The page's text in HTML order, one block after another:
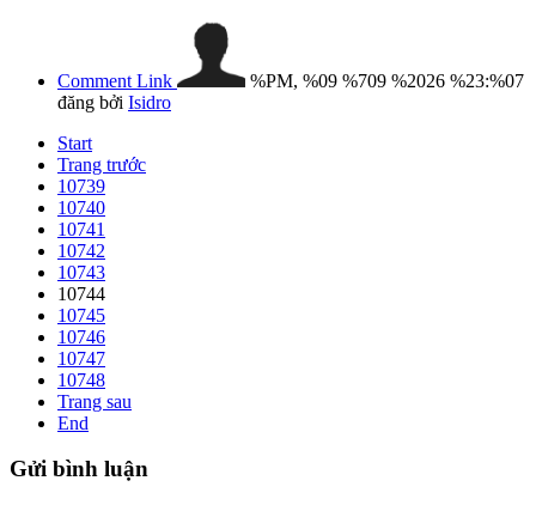
Comment Link
%PM, %09 %709 %2026 %23:%07
đăng bởi Isidro
Start
Trang trước
10739
10740
10741
10742
10743
10744
10745
10746
10747
10748
Trang sau
End
Gửi bình luận